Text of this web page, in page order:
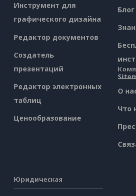
Инструмент для
графического дизайна
Редактор документов
Создатель
презентаций
Редактор электронных
таблиц
Ценообразование
Блог
О
Что
Юридическая